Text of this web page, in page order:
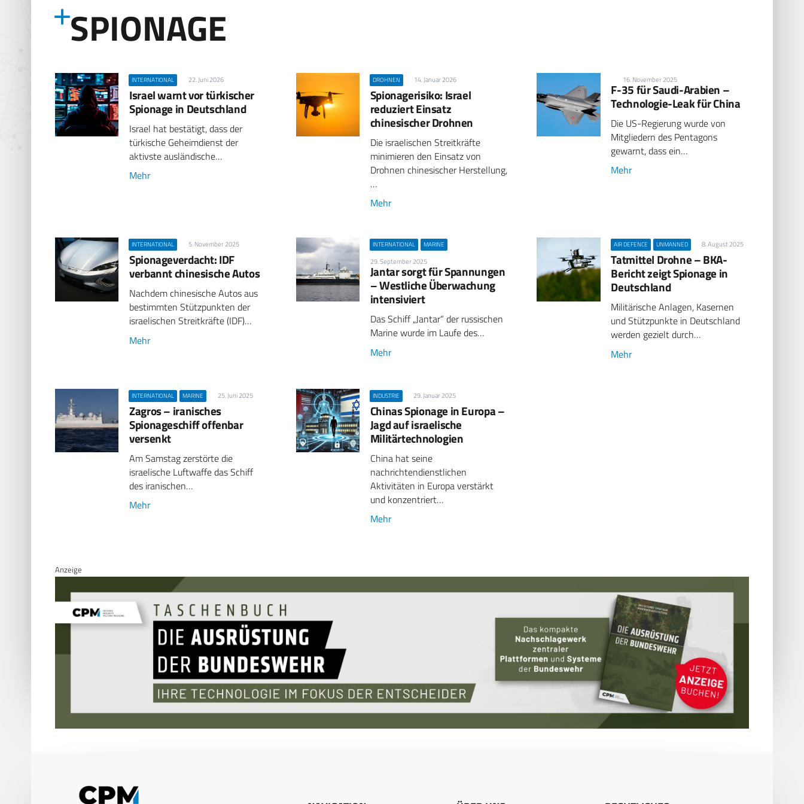
SPIONAGE
INTERNATIONAL 22. Juni 2026
Israel warnt vor türkischer
Spionage in Deutschland
Israel hat bestätigt, dass der
türkische Geheimdienst der
aktivste ausländische…
Mehr
DROHNEN 14. Januar 2026
Spionagerisiko: Israel
reduziert Einsatz
chinesischer Drohnen
Die israelischen Streitkräfte
minimieren den Einsatz von
Drohnen chinesischer Herstellung,
…
Mehr
16. November 2025
F-35 für Saudi-Arabien –
Technologie-Leak für China
Die US-Regierung wurde von
Mitgliedern des Pentagons
gewarnt, dass ein…
Mehr
INTERNATIONAL 5. November 2025
Spionageverdacht: IDF
verbannt chinesische Autos
Nachdem chinesische Autos aus
bestimmten Stützpunkten der
israelischen Streitkräfte (IDF)…
Mehr
INTERNATIONAL MARINE
29. September 2025
Jantar sorgt für Spannungen
– Westliche Überwachung
intensiviert
Das Schiff „Jantar“ der russischen
Marine wurde im Laufe des…
Mehr
AIR DEFENCE UNMANNED 8. August 2025
Tatmittel Drohne – BKA-
Bericht zeigt Spionage in
Deutschland
Militärische Anlagen, Kasernen
und Stützpunkte in Deutschland
werden gezielt durch…
Mehr
INTERNATIONAL MARINE 25. Juni 2025
Zagros – iranisches
Spionageschiff offenbar
versenkt
Am Samstag zerstörte die
israelische Luftwaffe das Schiff
des iranischen…
Mehr
INDUSTRIE 29. Januar 2025
Chinas Spionage in Europa –
Jagd auf israelische
Militärtechnologien
China hat seine
nachrichtendienstlichen
Aktivitäten in Europa verstärkt
und konzentriert…
Mehr
Anzeige